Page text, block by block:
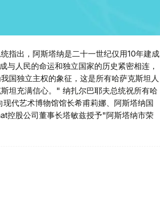
指出，阿斯塔纳是二十一世纪仅用10年建成
人民的命运和独立国家的历史紧密相连，
国独立主权的象征，这是所有哈萨克斯坦人
坦充满信心。" 纳扎尔巴耶夫总统祝所有哈
代艺术博物馆馆长希甫莉娜、阿斯塔纳国
控股公司董事长塔敏兹授予"阿斯塔纳市荣